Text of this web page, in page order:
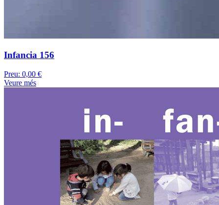
Infancia 156
Preu: 0,00 €
Veure més